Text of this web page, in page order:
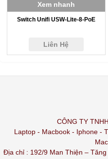
Switch Unifi USW-Lite-8-PoE
Liên Hệ
Xem nhanh
CÔNG TY
Laptop - Macbook - Iphone -
Địa chỉ : 192/9 Man Thiện –